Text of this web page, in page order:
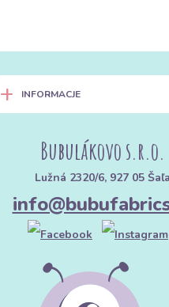
+ INFORMACJE
Bubulákovo s.r.o.
Lužná 2320/6, 927 05 Šaľa